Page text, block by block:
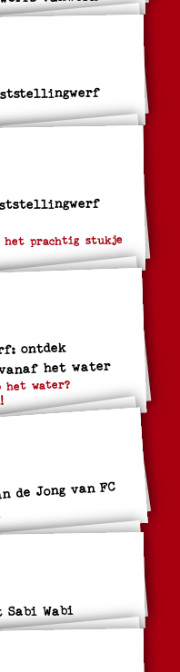
prachtig stukje
ontdek
het water
het water?
de Jong van FC
Wabi